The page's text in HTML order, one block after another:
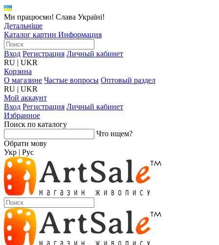
Ми працюємо! Слава Україні!
Детальніше
Каталог картин Информация
Вход Регистрация Личный кабинет
RU | UKR
Корзина
О магазине Частые вопросы Оптовый раздел
RU | UKR
Мой аккаунт
Вход Регистрация Личный кабинет
Избранное
Поиск по каталогу
Что ищем?
Обрати мову
Укр | Рус